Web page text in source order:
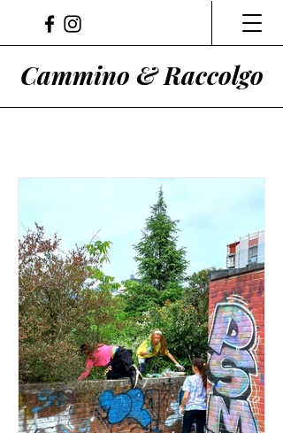
Cammino & Raccolgo